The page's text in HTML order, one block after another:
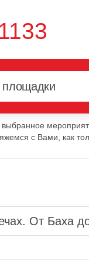
с Вами, как